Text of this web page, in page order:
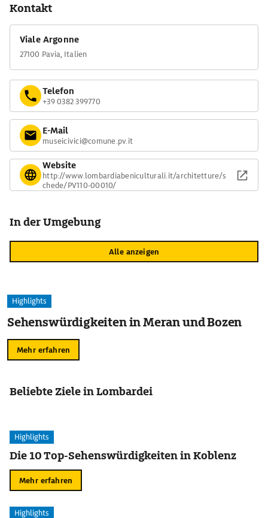
Kontakt
Viale Argonne
27100 Pavia, Italien
Telefon
+39 0382 399770
E-Mail
museicivici@comune.pv.it
Website
http://www.lombardiabeniculturali.it/architetture/s
chede/PV110-00010/
In der Umgebung
Alle anzeigen
Highlights
Sehenswürdigkeiten in Meran und Bozen
Mehr erfahren
Beliebte Ziele in Lombardei
Highlights
Die 10 Top-Sehenswürdigkeiten in Koblenz
Mehr erfahren
Highlights